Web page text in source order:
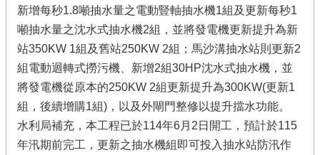
新增每秒1.8噸抽水量之電動豎軸抽水機1組及更新每秒1
噸抽水量之沈水式抽水機2組，並將發電機更新提升為新
站350KW 1組及舊站250KW 2組；馬沙溝抽水站則更新2
組電動迴轉式撈污機、新增2組30HP沈水式抽水機，並
將發電機從原本的250KW 2組更新提升為300KW(更新1
組，後續增購1組)，以及外閘門整修以提升擋水功能。
水利局補充，本工程已於114年6月2日開工，預計於115
年汛期前完工，更新之抽水機組即可投入抽水站防汛作